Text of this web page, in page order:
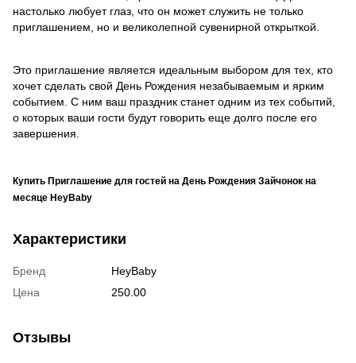
настолько любует глаз, что он может служить не только
приглашением, но и великолепной сувенирной открыткой.
Это приглашение является идеальным выбором для тех, кто
хочет сделать свой День Рождения незабываемым и ярким
событием. С ним ваш праздник станет одним из тех событий,
о которых ваши гости будут говорить еще долго после его
завершения.
Купить Приглашение для гостей на День Рождения Зайчонок на
месяце HeyBaby
Характеристики
Бренд
HeyBaby
Цена
250.00
Отзывы